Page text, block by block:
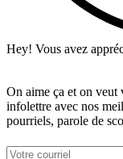
Hey! Vous avez
On aime ça et on veut
infolettre avec nos
pourriels, parole de